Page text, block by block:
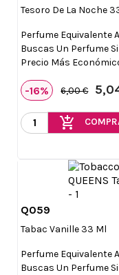
Tesoro De La Noche
Perfume Equivalente
Buscas Un Perfume
Precio Más
-16% 6,00 €
add_shopping_cart
Q059
Tabac Vanille 33 Ml
Perfume Equivalente
Buscas Un Perfume